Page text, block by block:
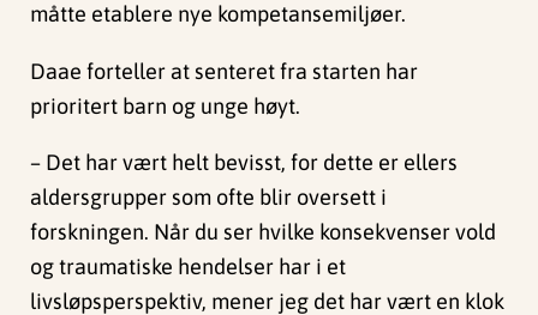
måtte etablere nye kompetansemiljøer.
Daae forteller at senteret fra starten har
prioritert barn og unge høyt.
– Det har vært helt bevisst, for dette er ellers
aldersgrupper som ofte blir oversett i
forskningen. Når du ser hvilke konsekvenser vold
og traumatiske hendelser har i et
livsløpsperspektiv, mener jeg det har vært en klok